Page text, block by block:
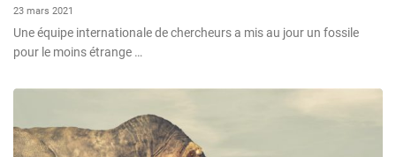
23 mars 2021
Une équipe internationale de chercheurs a mis au jour un fossile
pour le moins étrange …